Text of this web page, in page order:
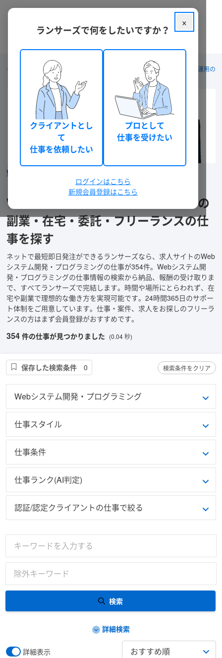
クラウドソーシング ランサーズ AI・システム開発・運用の
お仕事を依頼したい方はこちら
\ 3分でカンタン無料登録 /
無料で登録してはじめる
Webプログラミング・システム開発/運用の料金相場を見る
Webシステム開発・プログラミングの
副業・在宅・委託・フリーランスの仕
事を探す
ネットで最短即日発注ができるランサーズなら、求人サイトのWeb
システム開発・プログラミングの仕事が354件。Webシステム開
発・プログラミングの仕事情報の検索から納品、報酬の受け取りま
で、すべてランサーズで完結します。時間や場所にとらわれず、在
宅や副業で理想的な働き方を実現可能です。24時間365日のサポー
ト体制をご用意しています。仕事・案件、求人をお探しのフリーラ
ンスの方はまず会員登録がおすすめです。
354 件の仕事が見つかりました (0.04 秒)
保存した検索条件 0
Webシステム開発・プログラミング
仕事スタイル
仕事条件
仕事ランク(AI判定)
認証/認定クライアントの仕事で絞る
検索条件をクリア
検索
詳細検索
詳細表示
×
ランサーズで何をしたいですか？
クライアントとし
て
仕事を依頼したい
プロとして
仕事を受けたい
ログインはこちら
新規会員登録はこちら